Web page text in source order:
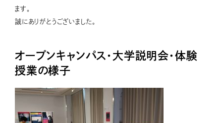
ます。
誠にありがとうございました。
オープンキャンパス・大学説明会・体験
授業の様子